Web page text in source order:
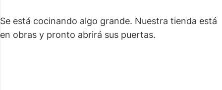
Se está cocinando algo grande. Nuestra tienda está
en obras y pronto abrirá sus puertas.